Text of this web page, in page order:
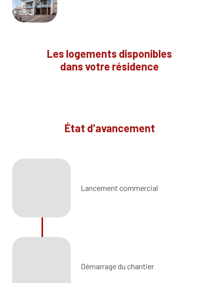
Les logements disponibles
dans votre résidence
État d'avancement
Lancement commercial
Démarrage du chantier